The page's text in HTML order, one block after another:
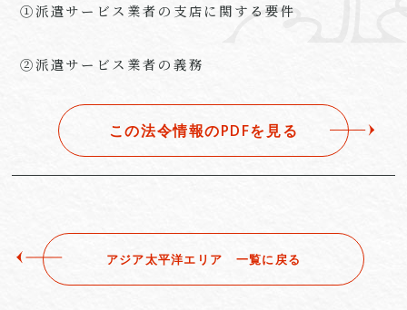
①派遣サービス業者の支店に関する要件
②派遣サービス業者の義務
この法令情報のPDFを見る
アジア太平洋エリア ⼀覧に戻る